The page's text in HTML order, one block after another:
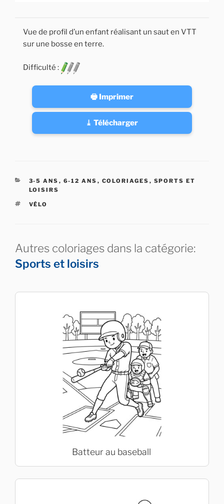
Vue de profil d’un enfant réalisant un saut en VTT
sur une bosse en terre.
Difficulté :
🖶 Imprimer
⤓ Télécharger
CATÉGORIES
3-5 ANS , 6-12 ANS , COLORIAGES , SPORTS ET
LOISIRS
ÉTIQUETTES
VÉLO
Autres coloriages dans la catégorie:
Sports et loisirs
Batteur au baseball